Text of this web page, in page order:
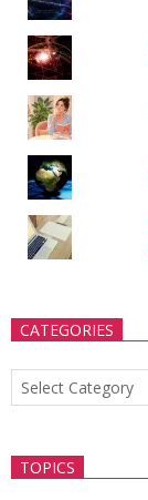
CATEGORIES
Categories
TOPICS